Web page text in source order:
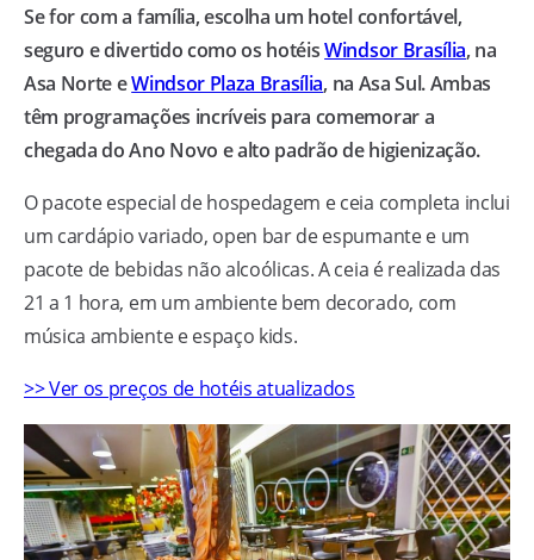
Se for com a família, escolha um hotel confortável,
seguro e divertido como os hotéisWindsor Brasília, na
Asa Norte eWindsor Plaza Brasília, na Asa Sul. Ambas
têm programações incríveis para comemorar a
chegada do Ano Novo e alto padrão de higienização.
O pacote especial de hospedagem e ceia completa inclui
um cardápio variado, open bar de espumante e um
pacote de bebidas não alcoólicas. A ceia é realizada das
21 a 1 hora, em um ambiente bem decorado, com
música ambiente e espaço kids.
>> Ver os preços de hotéis atualizados